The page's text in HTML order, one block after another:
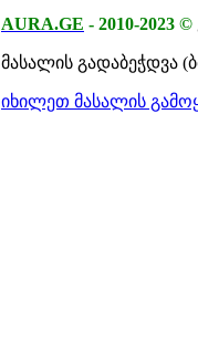
AURA.GE - 2010-2023 ©
მასალის გადაბეჭდვა
იხილეთ მასალის